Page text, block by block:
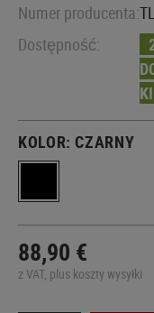
Numer producenta:
Dostępność:
KOLOR: CZARNY
88,90 €
z VAT, plus koszty wysyłki